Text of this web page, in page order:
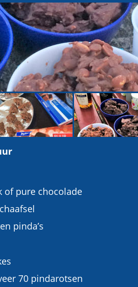
of pure chocolade
pinda’s
70 pindarotsen